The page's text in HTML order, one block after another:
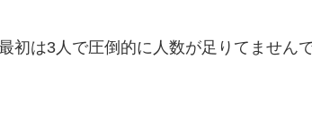
初は3人で圧倒的に人数が足りてません